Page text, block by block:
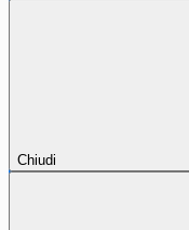
Chiudi